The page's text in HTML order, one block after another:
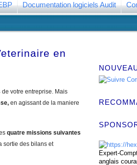
Documentation logiciels Audit
en
de votre entreprise. Mais
en agissant de la maniere
quatre missions suivantes
sortie des bilans et
Expert-
anglais